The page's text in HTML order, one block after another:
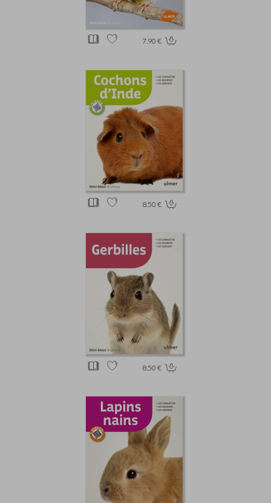
7.90 €
8.50 €
8.50 €